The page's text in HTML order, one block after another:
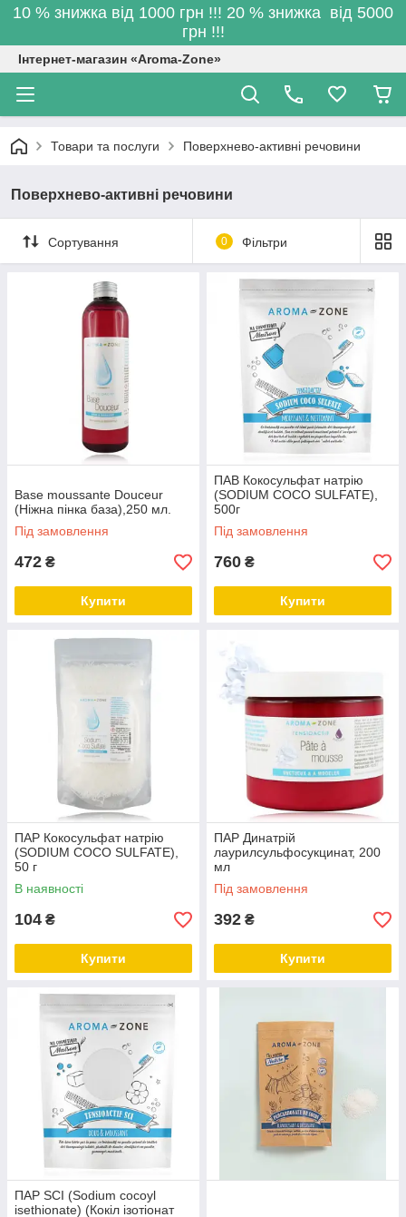
10 % знижка від 1000 грн !!! 20 % знижка від 5000
грн !!!
Інтернет-магазин «Aroma-Zone»
Товари та послуги Поверхнево-активні речовини
Поверхнево-активні речовини
Сортування 0 Фільтри
Base moussante Douceur
(Ніжна пінка база),250 мл.
Під замовлення
472 ₴
Купити
ПАВ Кокосульфат натрію
(SODIUM COCO SULFATE),
500г
Під замовлення
760 ₴
Купити
ПАР Кокосульфат натрію
(SODIUM COCO SULFATE),
50 г
В наявності
104 ₴
Купити
ПАР Динатрій
лаурилсульфосукцинат, 200
мл
Під замовлення
392 ₴
Купити
ПАР SCI (Sodium cocoyl
isethionate) (Кокіл ізотіонат